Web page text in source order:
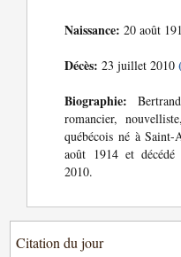
Naissance: 20 août
Décès: 23 juillet 2010
Biographie:
romancier,
québécois né à
août 1914 et
2010.
Citation du jour